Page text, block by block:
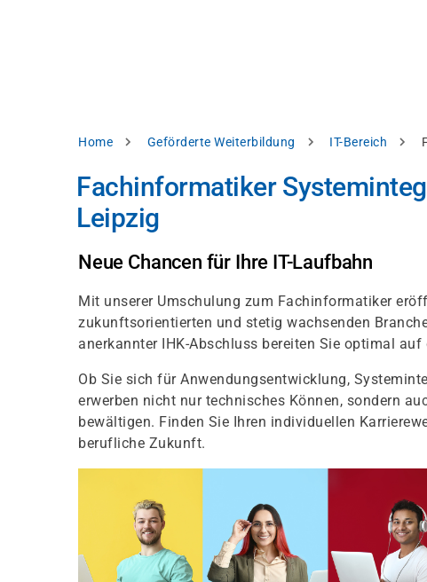
Pfadnavigation
Home Geförderte Weiterbildung IT-Bereich
Fachinformatiker
Leipzig
Neue Chancen für Ihre IT-Laufbahn
Mit unserer Umschulung zum Fachinformatiker
zukunftsorientierten und stetig wachsenden
anerkannter IHK-Abschluss bereiten Sie optimal
Ob Sie sich für Anwendungsentwicklung,
erwerben nicht nur technisches Können, sondern
bewältigen. Finden Sie Ihren individuellen
berufliche Zukunft.
Datenschutzhinweis